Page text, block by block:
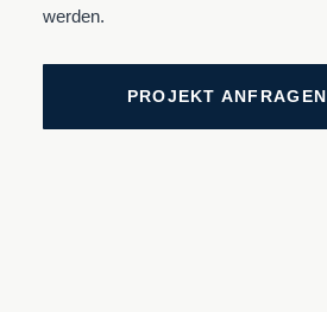
wer­den.
PRO­JEKT ANFRA­GEN